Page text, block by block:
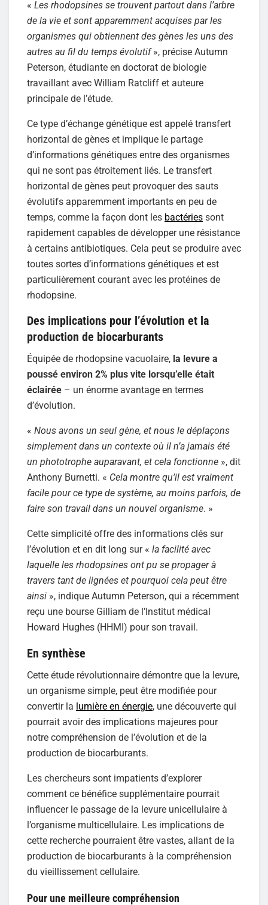
« Les rhodopsines se trouvent partout dans l’arbre
de la vie et sont apparemment acquises par les
organismes qui obtiennent des gènes les uns des
autres au fil du temps évolutif», précise Autumn
Peterson, étudiante en doctorat de biologie
travaillant avec William Ratcliff et auteure
principale de l’étude.
Ce type d’échange génétique est appelé transfert
horizontal de gènes et implique le partage
d’informations génétiques entre des organismes
qui ne sont pas étroitement liés. Le transfert
horizontal de gènes peut provoquer des sauts
évolutifs apparemment importants en peu de
temps, comme la façon dont les bactéries sont
rapidement capables de développer une résistance
à certains antibiotiques. Cela peut se produire avec
toutes sortes d’informations génétiques et est
particulièrement courant avec les protéines de
rhodopsine.
Des implications pour l’évolution et la
production de biocarburants
Équipée de rhodopsine vacuolaire, la levure a
poussé environ 2% plus vite lorsqu’elle était
éclairée – un énorme avantage en termes
d’évolution.
« Nous avons un seul gène, et nous le déplaçons
simplement dans un contexte où il n’a jamais été
un phototrophe auparavant, et cela fonctionne », dit
Anthony Burnetti. « Cela montre qu’il est vraiment
facile pour ce type de système, au moins parfois, de
faire son travail dans un nouvel organisme. »
Cette simplicité offre des informations clés sur
l’évolution et en dit long sur « la facilité avec
laquelle les rhodopsines ont pu se propager à
travers tant de lignées et pourquoi cela peut être
ainsi », indique Autumn Peterson, qui a récemment
reçu une bourse Gilliam de l’Institut médical
Howard Hughes (HHMI) pour son travail.
En synthèse
Cette étude révolutionnaire démontre que la levure,
un organisme simple, peut être modifiée pour
convertir la lumière en énergie, une découverte qui
pourrait avoir des implications majeures pour
notre compréhension de l’évolution et de la
production de biocarburants.
Les chercheurs sont impatients d’explorer
comment ce bénéfice supplémentaire pourrait
influencer le passage de la levure unicellulaire à
l’organisme multicellulaire. Les implications de
cette recherche pourraient être vastes, allant de la
production de biocarburants à la compréhension
du vieillissement cellulaire.
Pour une meilleure compréhension